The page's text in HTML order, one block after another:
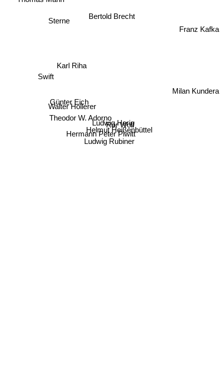
Bertold Brecht
Karl Riha
Ludwig Harig
Helmut Heißenbüttel
Theodor W. Adorno
Ror Wolf
Günter Eich
Walter Höllerer
Swift
Hermann Peter Piwitt
Ludwig Rubiner
Sterne Franz Kafka